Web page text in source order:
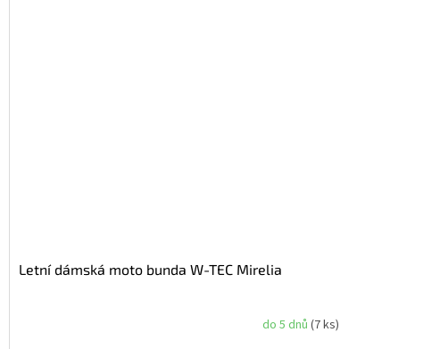
Letní dámská moto bunda W-TEC Mirelia
do 5 dnů (7 ks)